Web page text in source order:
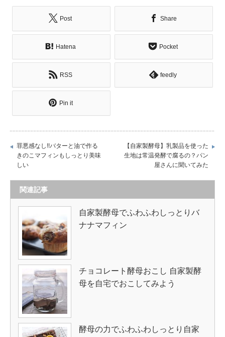
Post Share
Hatena Pocket
RSS feedly
Pin it
罪悪感なし!!バターと油で作る
きのこマフィンもしっとり美味
しい
【自家製酵母】乳製品を使った
生地は常温発酵で腐るの？パン
屋さんに聞いてみた
関連記事
自家製酵母でふわふわしっとりバ
ナナマフィン
チョコレート酵母おこし 自家製酵
母を自宅でおこしてみよう
酵母の力でふわふわしっとり自家